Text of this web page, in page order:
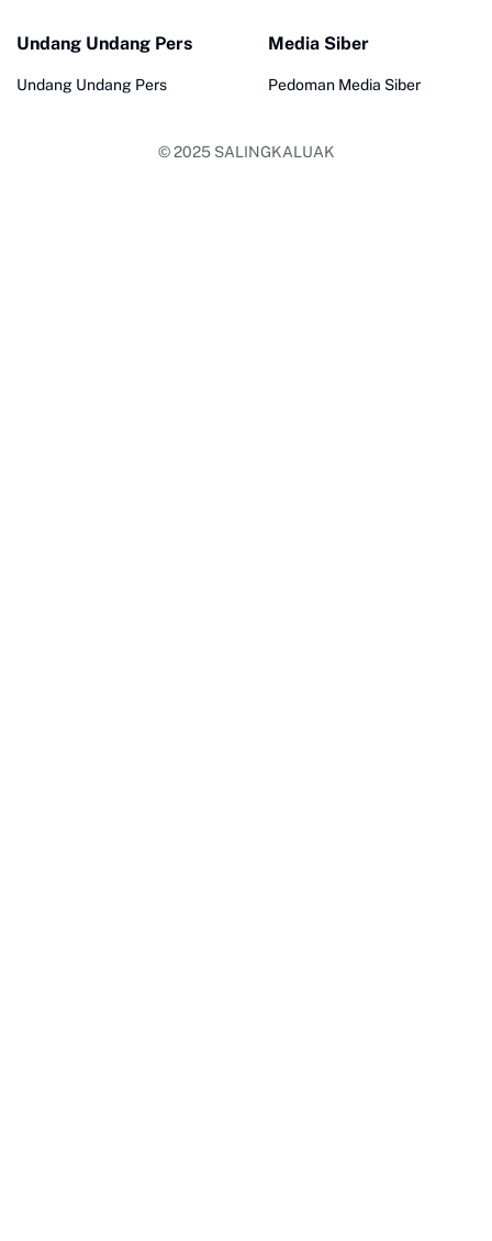
Undang Undang Pers
Undang Undang Pers
Media Siber
Pedoman Media Siber
© 2025 SALINGKALUAK